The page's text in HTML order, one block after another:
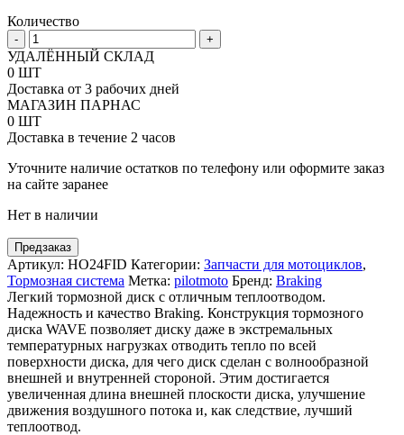
Количество
-
Количество
товара
Передний
тормозной
диск
Braking
Wave
под
мотоциклы
CR85R
07,CRF150R
07-
17
+
УДАЛЁННЫЙ СКЛАД
0 ШТ
Доставка от 3 рабочих дней
МАГАЗИН ПАРНАС
0 ШТ
Доставка в течение 2 часов
Уточните наличие остатков по телефону или оформите заказ
на сайте заранее
Нет в наличии
Предзаказ
Артикул: HO24FID Категории: Запчасти для мотоциклов,
Тормозная система Метка: pilotmoto Бренд: Braking
Легкий тормозной диск с отличным теплоотводом.
Надежность и качество Braking. Конструкция тормозного
диска WAVE позволяет диску даже в экстремальных
температурных нагрузках отводить тепло по всей
поверхности диска, для чего диск сделан с волнообразной
внешней и внутренней стороной. Этим достигается
увеличенная длина внешней плоскости диска, улучшение
движения воздушного потока и, как следствие, лучший
теплоотвод.